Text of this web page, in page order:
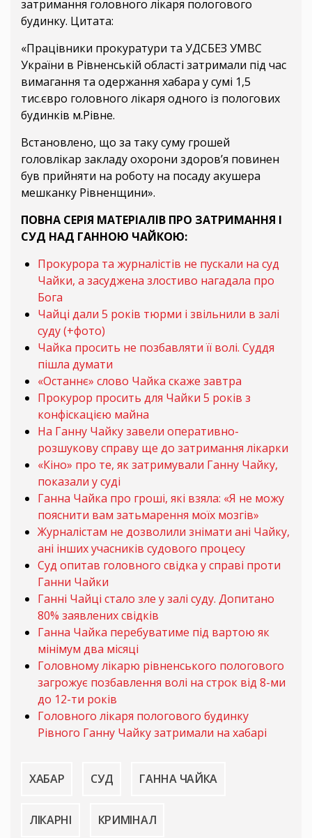
затримання головного лікаря пологового
будинку. Цитата:
«Працівники прокуратури та УДСБЕЗ УМВС
України в Рівненській області затримали під час
вимагання та одержання хабара у сумі 1,5
тис.євро головного лікаря одного із пологових
будинків м.Рівне.
Встановлено, що за таку суму грошей
головлікар закладу охорони здоров’я повинен
був прийняти на роботу на посаду акушера
мешканку Рівненщини».
ПОВНА СЕРІЯ МАТЕРІАЛІВ ПРО ЗАТРИМАННЯ І
СУД НАД ГАННОЮ ЧАЙКОЮ:
Прокурора та журналістів не пускали на суд
Чайки, а засуджена злостиво нагадала про
Бога
Чайці дали 5 років тюрми і звільнили в залі
суду (+фото)
Чайка просить не позбавляти її волі. Суддя
пішла думати
«Останнє» слово Чайка скаже завтра
Прокурор просить для Чайки 5 років з
конфіскацією майна
На Ганну Чайку завели оперативно-
розшукову справу ще до затримання лікарки
«Кіно» про те, як затримували Ганну Чайку,
показали у суді
Ганна Чайка про гроші, які взяла: «Я не можу
пояснити вам затьмарення моїх мозгів»
Журналістам не дозволили знімати ані Чайку,
ані інших учасників судового процесу
Суд опитав головного свідка у справі проти
Ганни Чайки
Ганні Чайці стало зле у залі суду. Допитано
80% заявлених свідків
Ганна Чайка перебуватиме під вартою як
мінімум два місяці
Головному лікарю рівненського пологового
загрожує позбавлення волі на строк від 8-ми
до 12-ти років
Головного лікаря пологового будинку
Рівного Ганну Чайку затримали на хабарі
ХАБАР СУД ГАННА ЧАЙКА
ЛІКАРНІ КРИМІНАЛ